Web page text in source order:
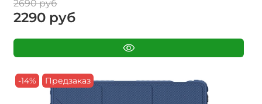
2690 руб
2290 руб
-14% Предзаказ